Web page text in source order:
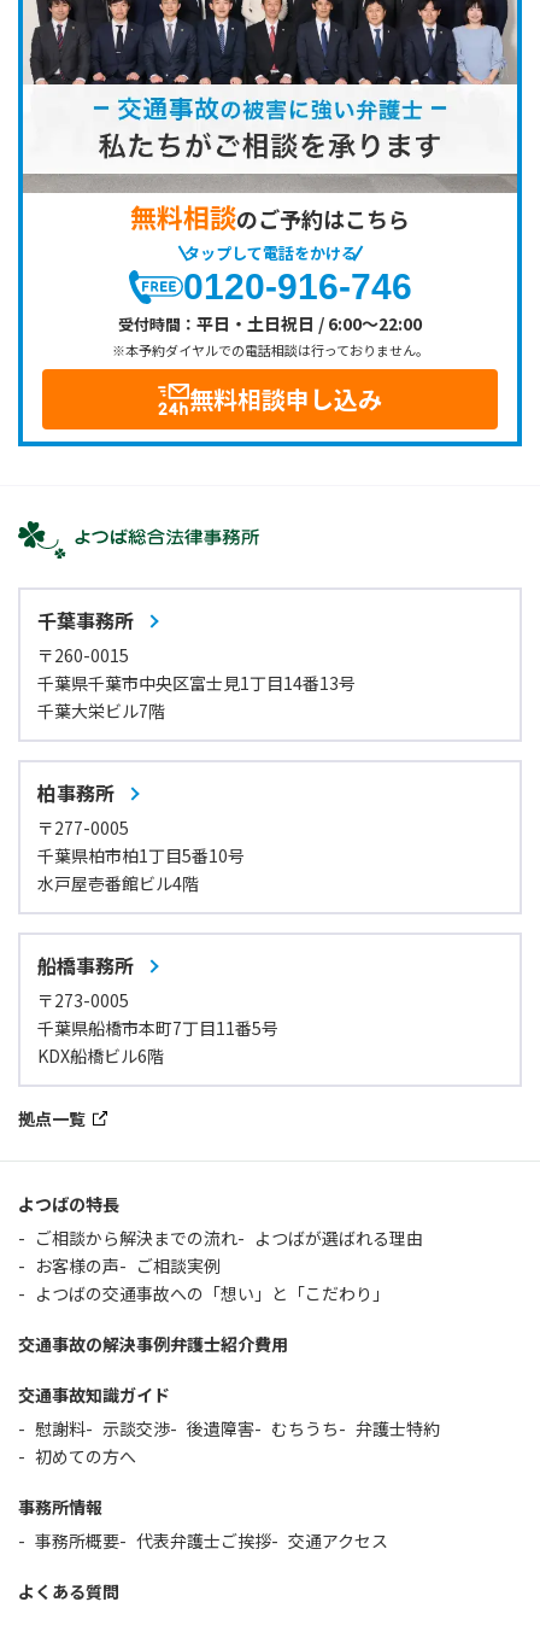
無料相談のご予約はこちら
タップして電話をかける
0120-916-746
受付時間： 平日・土日祝日 / 6:00～22:00
※本予約ダイヤルでの電話相談は行っておりません。
無料相談申し込み
千葉事務所
〒260-0015
千葉県千葉市中央区富士見1丁目14番13号
千葉大栄ビル7階
柏事務所
〒277-0005
千葉県柏市柏1丁目5番10号
水戸屋壱番館ビル4階
船橋事務所
〒273-0005
千葉県船橋市本町7丁目11番5号
KDX船橋ビル6階
拠点一覧
よつばの特長
ご相談から解決までの流れ
よつばが選ばれる理由
お客様の声
ご相談実例
よつばの交通事故への「想い」と「こだわり」
交通事故の解決事例弁護士紹介費用
交通事故知識ガイド
慰謝料
示談交渉 後遺障害 むちうち
弁護士特約
初めての方へ
事務所情報
事務所概要
代表弁護士ご挨拶 交通アクセス
よくある質問